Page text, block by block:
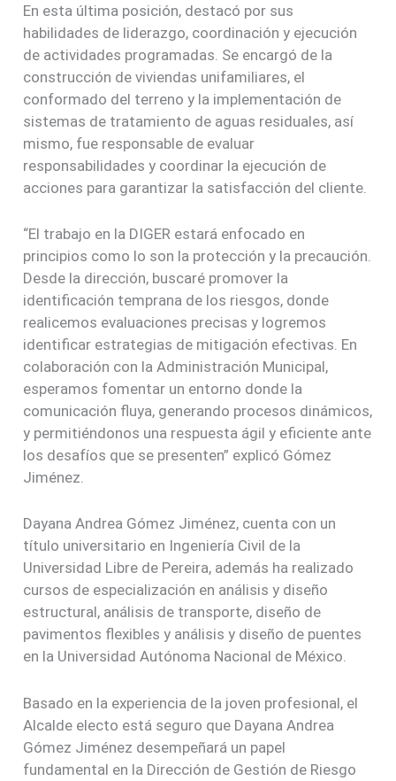
En esta última posición, destacó por sus
habilidades de liderazgo, coordinación y ejecución
de actividades programadas. Se encargó de la
construcción de viviendas unifamiliares, el
conformado del terreno y la implementación de
sistemas de tratamiento de aguas residuales, así
mismo, fue responsable de evaluar
responsabilidades y coordinar la ejecución de
acciones para garantizar la satisfacción del cliente.
“El trabajo en la DIGER estará enfocado en
principios como lo son la protección y la precaución.
Desde la dirección, buscaré promover la
identificación temprana de los riesgos, donde
realicemos evaluaciones precisas y logremos
identificar estrategias de mitigación efectivas. En
colaboración con la Administración Municipal,
esperamos fomentar un entorno donde la
comunicación fluya, generando procesos dinámicos,
y permitiéndonos una respuesta ágil y eficiente ante
los desafíos que se presenten” explicó Gómez
Jiménez.
Dayana Andrea Gómez Jiménez, cuenta con un
título universitario en Ingeniería Civil de la
Universidad Libre de Pereira, además ha realizado
cursos de especialización en análisis y diseño
estructural, análisis de transporte, diseño de
pavimentos flexibles y análisis y diseño de puentes
en la Universidad Autónoma Nacional de México.
Basado en la experiencia de la joven profesional, el
Alcalde electo está seguro que Dayana Andrea
Gómez Jiménez desempeñará un papel
fundamental en la Dirección de Gestión de Riesgo